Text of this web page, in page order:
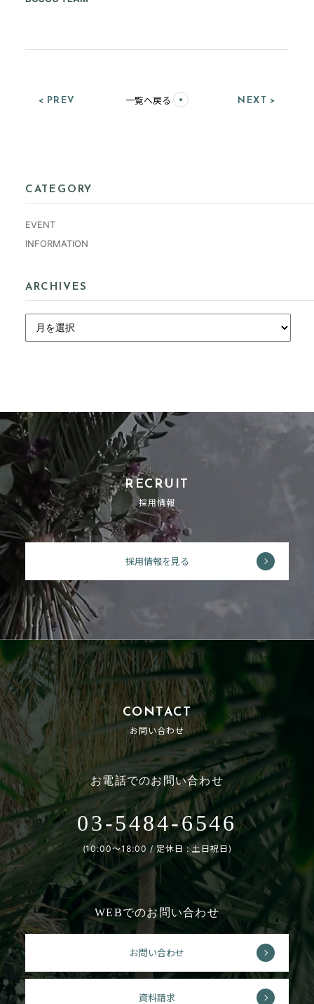
< PREV 一覧へ戻る NEXT >
CATEGORY
EVENT
INFORMATION
ARCHIVES
RECRUIT
採用情報
採用情報を見る
CONTACT
お問い合わせ
お電話でのお問い合わせ
03-5484-6546
(10:00〜18:00 / 定休日 : 土日祝日)
WEBでのお問い合わせ
お問い合わせ
資料請求